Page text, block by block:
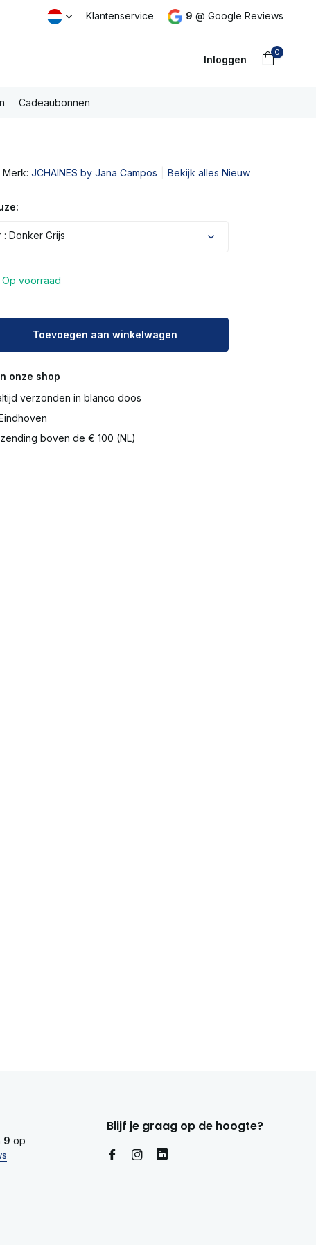
dezelfde dag verzonden Gratis PostNL verzending boven
Klantenservice 9 @ Google Reviews
Inloggen
0
Cadeaubonnen
Merk: JCHAINES by Jana Campos Bekijk alles Nieuw
: Donker Grijs
Op voorraad
Toevoegen aan winkelwagen
onze shop
verzonden in blanco doos
boven de € 100 (NL)
9 op
Blijf je graag op de hoogte?